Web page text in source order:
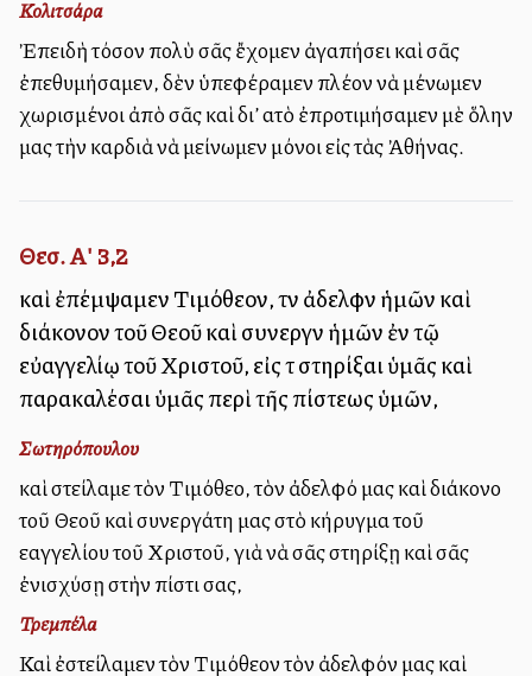
Κολιτσάρα
Ἐπειδὴ τόσον πολὺ σᾶς ἔχομεν ἀγαπήσει καὶ σᾶς
ἐπεθυμήσαμεν, δὲν ὑπεφέραμεν πλέον νὰ μένωμεν
χωρισμένοι ἀπὸ σᾶς καὶ δι’ αὐτὸ ἐπροτιμήσαμεν μὲ ὅλην
μας τὴν καρδιὰ νὰ μείνωμεν μόνοι εἰς τὰς Ἀθήνας.
Θεσ. Α' 3,2
καὶ ἐπέμψαμεν Τιμόθεον, τὸν ἀδελφὸν ἡμῶν καὶ
διάκονον τοῦ Θεοῦ καὶ συνεργὸν ἡμῶν ἐν τῷ
εὐαγγελίῳ τοῦ Χριστοῦ, εἰς τὸ στηρίξαι ὑμᾶς καὶ
παρακαλέσαι ὑμᾶς περὶ τῆς πίστεως ὑμῶν,
Σωτηρόπουλου
καὶ στείλαμε τὸν Τιμόθεο, τὸν ἀδελφό μας καὶ διάκονο
τοῦ Θεοῦ καὶ συνεργάτη μας στὸ κήρυγμα τοῦ
εὐαγγελίου τοῦ Χριστοῦ, γιὰ νὰ σᾶς στηρίξῃ καὶ σᾶς
ἐνισχύσῃ στὴν πίστι σας,
Τρεμπέλα
Καὶ ἐστείλαμεν τὸν Τιμόθεον τὸν ἀδελφόν μας καὶ